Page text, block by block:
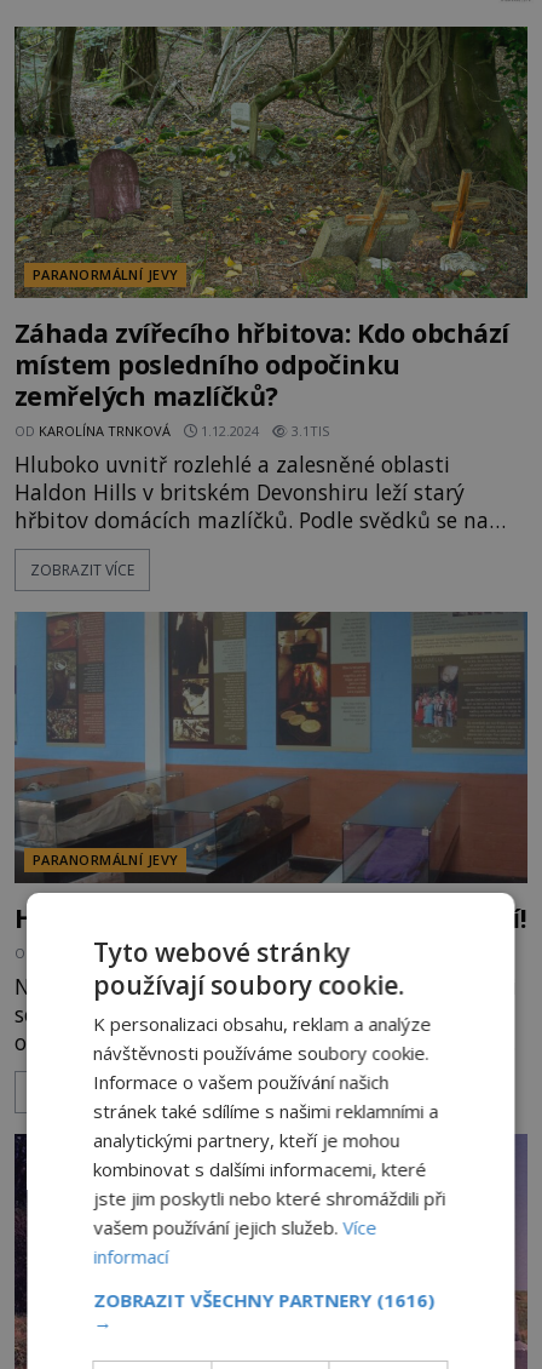
PARANORMÁLNÍ JEVY
Záhada zvířecího hřbitova: Kdo obchází
místem posledního odpočinku
zemřelých mazlíčků?
OD KAROLÍNA TRNKOVÁ 1.12.2024 3.1TIS
Hluboko uvnitř rozlehlé a zalesněné oblasti
Haldon Hills v britském Devonshiru leží starý
hřbitov domácích mazlíčků. Podle svědků se na
něm zjevují duchové dávno mrtvých zvířat. Ale
také jej obchází cosi mnohem zlověstnějšího. Zdá
vyhrabává staré hroby a požírá pohřbená zvířata!
V roce
ZOBRAZIT VÍCE
PARANORMÁLNÍ JEVY
Hřbitovní záhada: Vesnici děsí živí mrtví!
OD KAROLÍNA TRNKOVÁ 23.7.2024 2.6TIS
Na vesnickém hřbitově v San Bernardu v Kolumbii
se už několik desítek let pohřbení nebožtíci sami
od sebe mumifikují. Vědci si přitom marně lámou
hlavu, co se to děje. Činí tak jeden nebožtík po
druhém. Co se odehrává v zázračné zemi plné
zachovalých zemřelých? Prostorem vesnického
hřbitova v kolumbijském San Bernardu, ležícím asi
100 km jižně
ZOBRAZIT VÍCE
Tyto webové stránky
používají soubory cookie.
K personalizaci obsahu, reklam a analýze
návštěvnosti používáme soubory cookie.
Informace o vašem používání našich
stránek také sdílíme s našimi reklamními a
analytickými partnery, kteří je mohou
kombinovat s dalšími informacemi, které
jste jim poskytli nebo které shromáždili při
vašem používání jejich služeb.Více
informací
ZOBRAZIT VŠECHNY PARTNERY (1616)
→